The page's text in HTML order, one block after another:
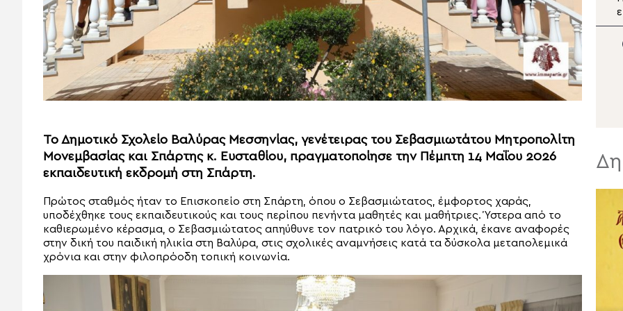
Το Δημοτικό Σχολείο Βαλύρας Μεσσηνίας, γενέτειρας του Σεβασμιωτάτου Μητροπολίτη
Μονεμβασίας και Σπάρτης κ. Ευσταθίου, πραγματοποίησε την Πέμπτη 14 Μαΐου 2026
εκπαιδευτική εκδρομή στη Σπάρτη.
Πρώτος σταθμός ήταν το Επισκοπείο στη Σπάρτη, όπου ο Σεβασμιώτατος, έμφορτος χαράς,
υποδέχθηκε τους εκπαιδευτικούς και τους περίπου πενήντα μαθητές και μαθήτριες. Ύστερα από το
καθιερωμένο κέρασμα, ο Σεβασμιώτατος απηύθυνε τον πατρικό του λόγο. Αρχικά, έκανε αναφορές
στην δική του παιδική ηλικία στη Βαλύρα, στις σχολικές αναμνήσεις κατά τα δύσκολα μεταπολεμικά
χρόνια και στην φιλοπρόοδη τοπική κοινωνία.
Κοίμηση της Θεοτόκου
στο Μετόχι της Σίμωνος
Πέτρας στο Βύρωνα